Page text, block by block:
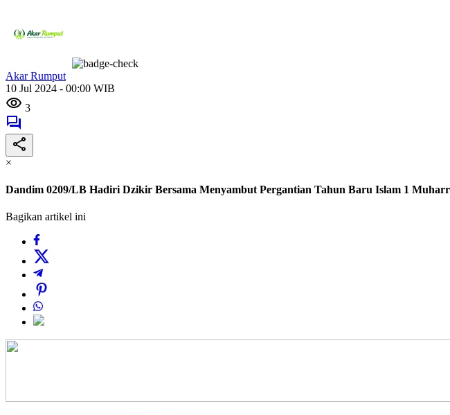
Akar Rumput
10 Jul 2024 - 00:00 WIB
3
×
Dandim 0209/LB Hadiri Dzikir Bersama Menyambut Pergantian Tahun Baru Islam 1
Bagikan artikel ini